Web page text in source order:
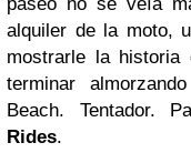
paseo no se veía
alquiler de la moto,
mostrarle la historia
terminar
Beach. Tentador.
Rides.